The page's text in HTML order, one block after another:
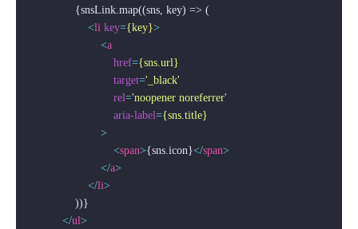
                {snsLink.map((sns, key) => (
<li key={key}>
<a
href={sns.url}
target='_black'
rel='noopener noreferrer'
aria-label={sns.title}
                        >
<span>{sns.icon}</span>
</a>
</li>
                ))}
</ul>